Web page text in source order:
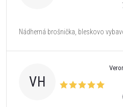
Nádherná brošnička, bleskovo
VH